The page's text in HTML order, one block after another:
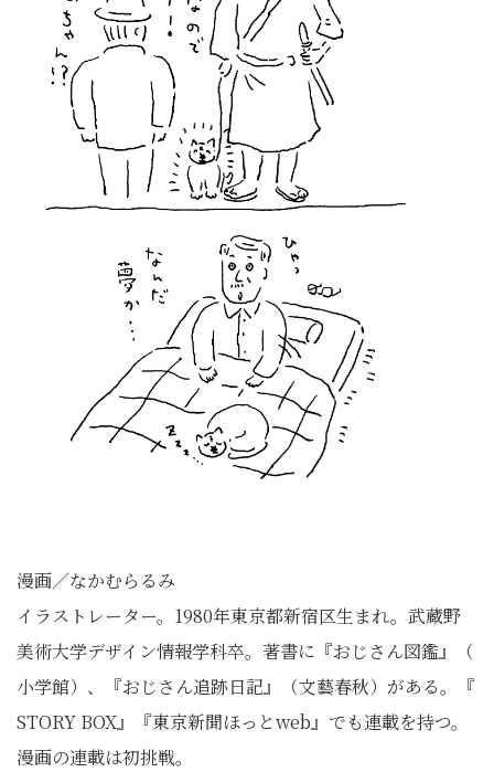
漫画／なかむらるみ
イラストレーター。1980年東京都新宿区生まれ。 武蔵野
美術大学デザイン情報学科卒。著書に『おじさん図鑑』（
小学館）、『おじさん追跡日記』（文藝春秋）がある。『
STORY BOX』『東京新聞ほっとweb』でも連載を持つ。
漫画の連載は初挑戦。